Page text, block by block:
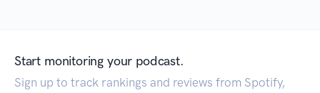
Start monitoring your podcast.
Sign up to track rankings and reviews from Spotify,